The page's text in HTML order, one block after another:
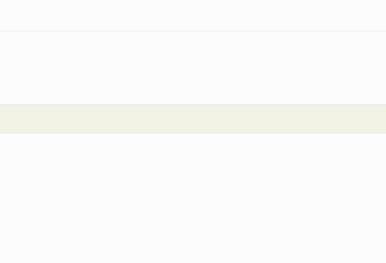
NEC, ATEX e IECEx